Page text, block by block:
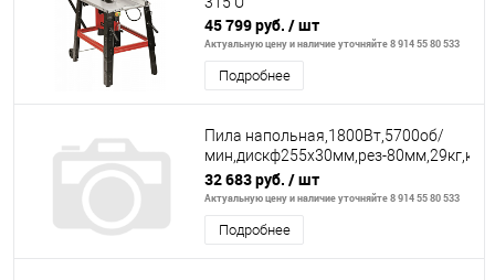
45 799 руб. / шт
Актуальную цену и наличие уточняйте 8 914 55 80 533
Подробнее
Пила напольная,1800Вт,5700об/
мин,дискф255х30мм,рез-
ножки,колеса
32 683 руб. / шт
Актуальную цену и наличие уточняйте 8 914 55 80 533
Подробнее